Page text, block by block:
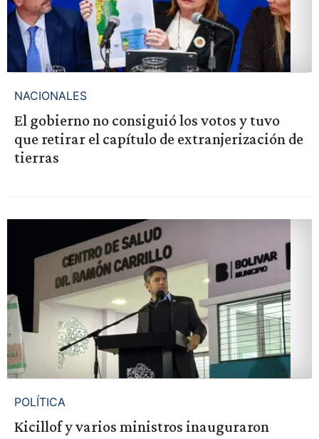
NACIONALES
El gobierno no consiguió los votos y tuvo
que retirar el capítulo de extranjerización de
tierras
POLÍTICA
Kicillof y varios ministros inauguraron